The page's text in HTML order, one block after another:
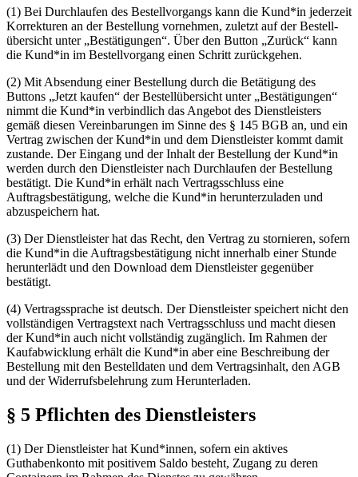
(1) Bei Durchlaufen des Bestellvorgangs kann die Kund*in jederzeit
Korrekturen an der Bestellung vornehmen, zuletzt auf derBe­stell­
über­sicht unter „Bestätigungen“. Über den Button „Zurück“ kann
die Kund*in im Bestellvorgang einen Schritt zurückgehen.
(2) Mit Absendung einer Bestellung durch die Betätigung des
Buttons „Jetzt kaufen“ derBe­stell­über­sicht unter „Bestätigungen“
nimmt die Kund*in verbindlich das Angebot des Dienstleisters
gemäß diesen Vereinbarungen im Sinne des § 145 BGB an, und ein
Vertrag zwischen der Kund*in und dem Dienstleister kommt damit
zustande. Der Eingang und der Inhalt der Bestellung der Kund*in
werden durch den Dienstleister nach Durchlaufen der Bestellung
bestätigt. Die Kund*in erhält nach Vertragsschluss eine
Auftragsbestätigung, welche die Kund*in herunterzuladen und
abzuspeichern hat.
(3) Der Dienstleister hat das Recht, den Vertrag zu stornieren, sofern
die Kund*in die Auf­trags­be­stä­ti­gung nicht innerhalb einer Stunde
herunterlädt und den Download dem Dienstleister gegenüber
bestätigt.
(4) Vertragssprache ist deutsch. Der Dienstleister speichert nicht den
voll­stän­di­gen Vertragstext nach Vertragsschluss und macht diesen
der Kund*in auch nicht vollständig zugänglich. Im Rahmen der
Kaufabwicklung erhält die Kund*in aber eine Beschreibung der
Bestellung mit den Bestelldaten und dem Vertragsinhalt, den AGB
und der Widerrufsbelehrung zum Herunterladen.
§ 5 Pflichten des Dienstleisters
(1) Der Dienstleister hat Kund*innen, sofern ein aktives
Guthabenkonto mit positivem Saldo besteht, Zugang zu deren